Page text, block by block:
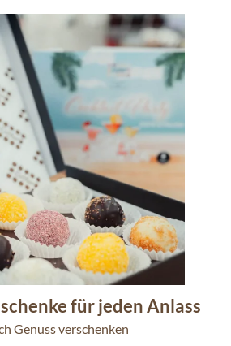
für jeden Anlass
Genuss verschenken